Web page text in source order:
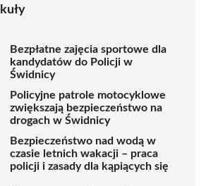
Bezpłatne zajęcia sportowe dla
kandydatów do Policji w
Świdnicy
Policyjne patrole motocyklowe
zwiększają bezpieczeństwo na
drogach w Świdnicy
Bezpieczeństwo nad wodą w
czasie letnich wakacji – praca
policji i zasady dla kąpiących się